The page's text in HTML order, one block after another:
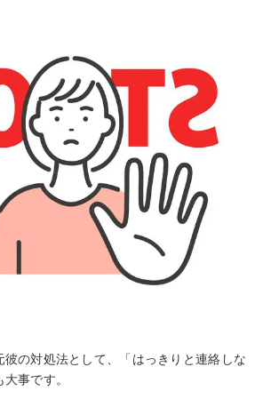
彼の対処法として、「はっきりと連絡しな
事です。